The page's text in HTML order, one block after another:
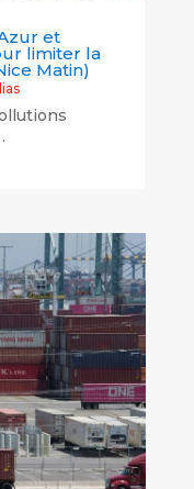
et
limiter la
Matin)